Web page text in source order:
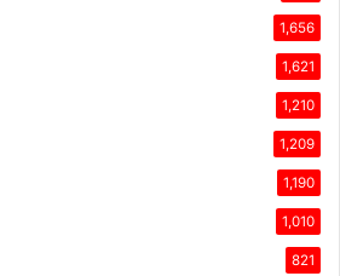
1,656
1,621
1,210
1,209
1,190
1,010
821